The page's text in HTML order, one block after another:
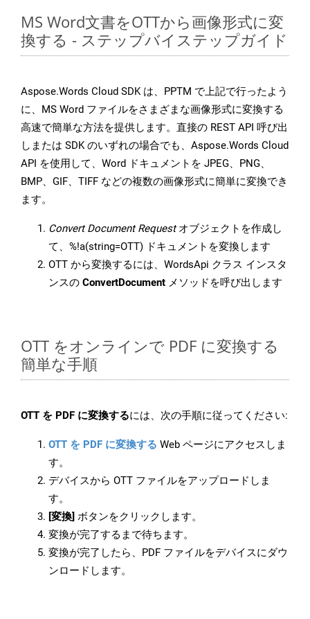
MS Word文書をOTTから画像形式に変
換する - ステップバイステップガイド
Aspose.Words Cloud SDK は、PPTM で上記で行ったよう
に、MS Word ファイルをさまざまな画像形式に変換する
高速で簡単な方法を提供します。直接の REST API 呼び出
しまたは SDK のいずれの場合でも、Aspose.Words Cloud
API を使用して、Word ドキュメントを JPEG、PNG、
BMP、GIF、TIFF などの複数の画像形式に簡単に変換でき
ます。
Convert Document Requestオブジェクトを作成し
て、%!a(string=OTT) ドキュメントを変換します
OTT から変換するには、WordsApi クラス インスタ
ンスの ConvertDocument メソッドを呼び出します
OTT をオンラインで PDF に変換する
簡単な手順
OTT を PDF に変換するには、次の手順に従ってください:
OTT を PDF に変換する Web ページにアクセスしま
す。
デバイスから OTT ファイルをアップロードしま
す。
[変換] ボタンをクリックします。
変換が完了するまで待ちます。
変換が完了したら、PDF ファイルをデバイスにダウ
ンロードします。